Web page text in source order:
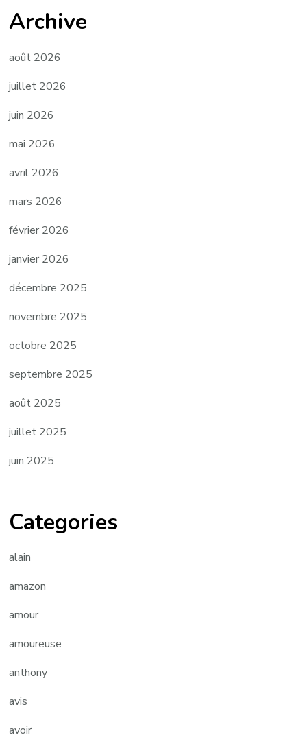
Archive
août 2026
juillet 2026
juin 2026
mai 2026
avril 2026
mars 2026
février 2026
janvier 2026
décembre 2025
novembre 2025
octobre 2025
septembre 2025
août 2025
juillet 2025
juin 2025
Categories
alain
amazon
amour
amoureuse
anthony
avis
avoir